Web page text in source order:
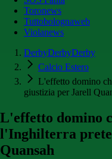
Toronews
Tuttobolognaweb
Violanews
DerbyDerbyDerby
Calcio Estero
L'effetto domino
giustizia per Jarell
L'effetto domino
l'Inghilterra
Quansah